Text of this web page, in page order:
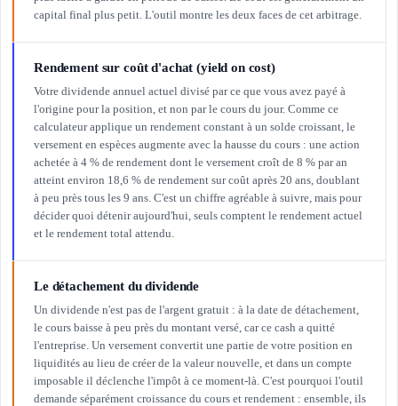
capital final plus petit. L'outil montre les deux faces de cet arbitrage.
Rendement sur coût d'achat (yield on cost)
Votre dividende annuel actuel divisé par ce que vous avez payé à
l'origine pour la position, et non par le cours du jour. Comme ce
calculateur applique un rendement constant à un solde croissant, le
versement en espèces augmente avec la hausse du cours : une action
achetée à 4 % de rendement dont le versement croît de 8 % par an
atteint environ 18,6 % de rendement sur coût après 20 ans, doublant
à peu près tous les 9 ans. C'est un chiffre agréable à suivre, mais pour
décider quoi détenir aujourd'hui, seuls comptent le rendement actuel
et le rendement total attendu.
Le détachement du dividende
Un dividende n'est pas de l'argent gratuit : à la date de détachement,
le cours baisse à peu près du montant versé, car ce cash a quitté
l'entreprise. Un versement convertit une partie de votre position en
liquidités au lieu de créer de la valeur nouvelle, et dans un compte
imposable il déclenche l'impôt à ce moment-là. C'est pourquoi l'outil
demande séparément croissance du cours et rendement : ensemble, ils